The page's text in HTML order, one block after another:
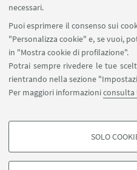
necessari.
Puoi esprimere il consenso sui
"Personalizza cookie" e, se vuoi,
in "Mostra cookie di profilazione".
Potrai sempre rivedere le tue
rientrando nella sezione
Per maggiori informazioniconsulta
COOKIE DI PROFILAZIONE -
SOLO
Seguici su: